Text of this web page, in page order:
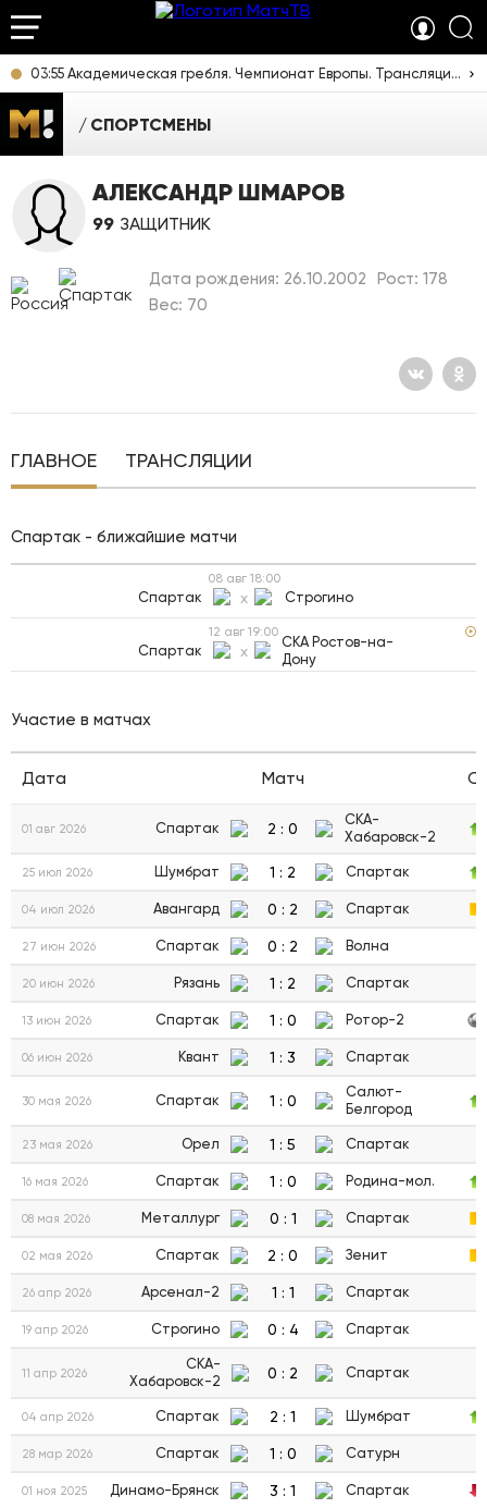
03:55 Академическая гребля. Чемпионат Европы. Трансляция из Италии [6+]
СПОРТСМЕНЫ
АЛЕКСАНДР ШМАРОВ
99 ЗАЩИТНИК
Дата рождения: 26.10.2002
Рост: 178
Вес: 70
ГЛАВНОЕ ТРАНСЛЯЦИИ
Спартак - ближайшие матчи
08 авг 18:00
Спартак x Строгино
12 авг 19:00
Спартак x
СКА Ростов-на-
Дону
Участие в матчах
Дата Матч
01 авг 2026 Спартак 2 : 0
СКА-
Хабаровск-2
25 июл 2026 Шумбрат 1 : 2 Спартак
04 июл 2026 Авангард 0 : 2 Спартак
27 июн 2026 Спартак 0 : 2 Волна
20 июн 2026 Рязань 1 : 2 Спартак
13 июн 2026 Спартак 1 : 0 Ротор-2
06 июн 2026 Квант 1 : 3 Спартак
30 мая 2026 Спартак 1 : 0
Салют-
Белгород
23 мая 2026 Орел 1 : 5 Спартак
16 мая 2026 Спартак 1 : 0 Родина-мол.
08 мая 2026 Металлург 0 : 1 Спартак
02 мая 2026 Спартак 2 : 0 Зенит
26 апр 2026 Арсенал-2 1 : 1 Спартак
19 апр 2026 Строгино 0 : 4 Спартак
11 апр 2026
СКА-
Хабаровск-2
0 : 2 Спартак
04 апр 2026 Спартак 2 : 1 Шумбрат
28 мар 2026 Спартак 1 : 0 Сатурн
01 ноя 2025 Динамо-Брянск 3 : 1 Спартак